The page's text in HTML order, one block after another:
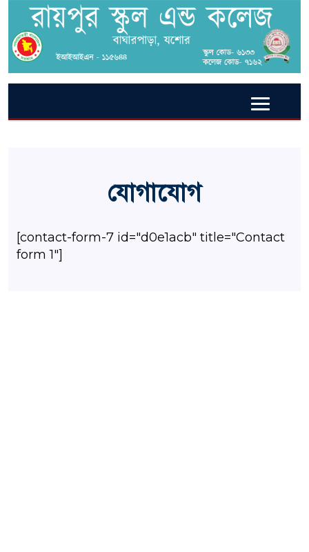
যোগাযোগ
[contact-form-7 id="d0e1acb" title="Contact
form 1"]